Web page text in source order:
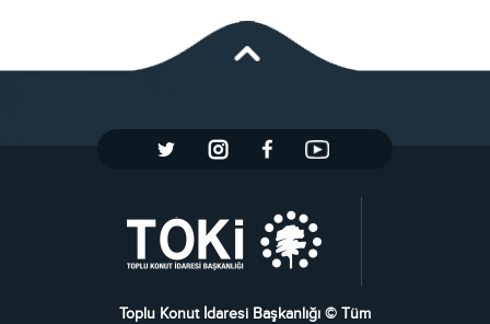
Toplu Konut İdaresi Başkanlığı © Tüm